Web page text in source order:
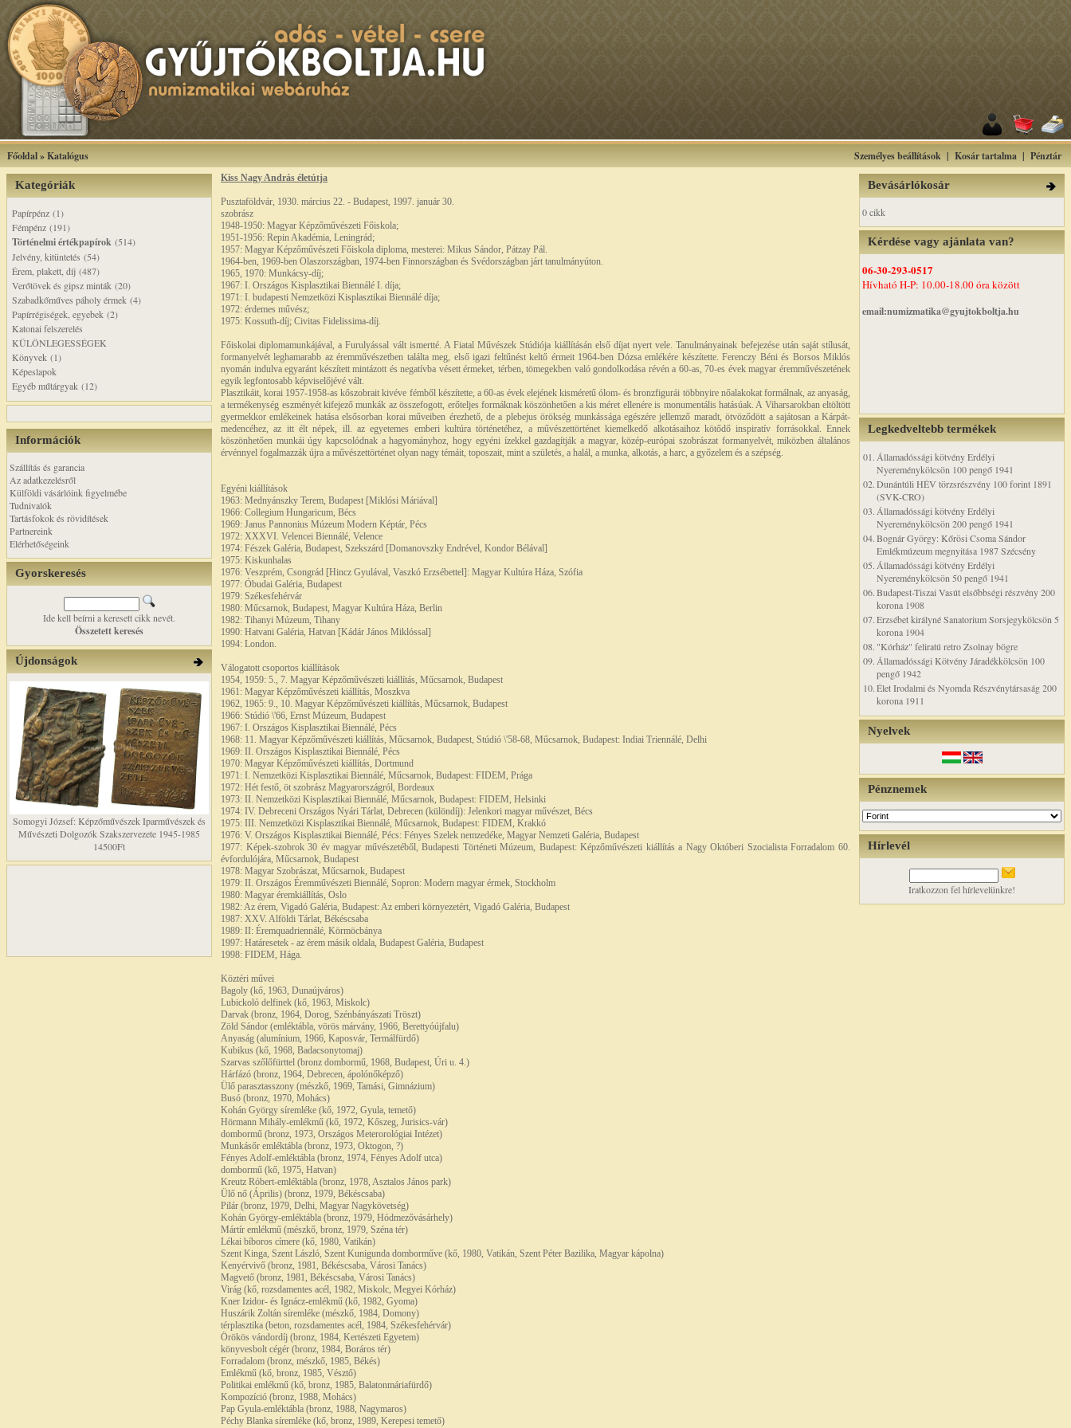
Főoldal»Katalógus Személyes beállítások | Kosár tartalma | Pénztár
Kategóriák
Papírpénz (1)
Fémpénz (191)
Történelmi értékpapírok (514)
Jelvény, kitüntetés (54)
Érem, plakett, díj (487)
Verőtövek és gipsz minták (20)
Szabadkőműves páholy érmek (4)
Papírrégiségek, egyebek (2)
Katonai felszerelés
KÜLÖNLEGESSÉGEK
Könyvek (1)
Képeslapok
Egyéb műtárgyak (12)
Információk
Szállítás és garancia
Az adatkezelésről
Külföldi vásárlóink figyelmébe
Tudnivalók
Tartásfokok és rövidítések
Partnereink
Elérhetőségeink
Gyorskeresés
Ide kell beírni a keresett cikk nevét.
Összetett keresés
Újdonságok
Somogyi József: Képzőművészek Iparművészek és
Művészeti Dolgozók Szakszervezete 1945-1985
14500Ft
Kiss Nagy András életútja
Pusztaföldvár, 1930. március 22. - Budapest, 1997. január 30.
szobrász
1948-1950: Magyar Képzőművészeti Főiskola;
1951-1956: Repin Akadémia, Leningrád;
1957: Magyar Képzőművészeti Főiskola diploma, mesterei: Mikus Sándor, Pátzay Pál.
1964-ben, 1969-ben Olaszországban, 1974-ben Finnországban és Svédországban járt tanulmányúton.
1965, 1970: Munkácsy-díj;
1967: I. Országos Kisplasztikai Biennálé I. díja;
1971: I. budapesti Nemzetközi Kisplasztikai Biennálé díja;
1972: érdemes művész;
1975: Kossuth-díj; Civitas Fidelissima-díj.
Főiskolai diplomamunkájával, a Furulyással vált ismertté. A Fiatal Művészek Stúdiója kiállításán első díjat nyert vele. Tanulmányainak befejezése után saját stílusát,
formanyelvét leghamarabb az éremművészetben találta meg, első igazi feltűnést keltő érmeit 1964-ben Dózsa emlékére készítette. Ferenczy Béni és Borsos Miklós
nyomán indulva egyaránt készített mintázott és negatívba vésett érmeket, térben, tömegekben való gondolkodása révén a 60-as, 70-es évek magyar éremművészetének
egyik legfontosabb képviselőjévé vált.
Plasztikáit, korai 1957-1958-as kőszobrait kivéve fémből készítette, a 60-as évek elejének kisméretű ólom- és bronzfigurái többnyire nőalakokat formálnak, az anyaság,
a termékenység eszményét kifejező munkák az összefogott, erőteljes formáknak köszönhetően a kis méret ellenére is monumentális hatásúak. A Viharsarokban eltöltött
gyermekkor emlékeinek hatása elsősorban korai műveiben érezhető, de a plebejus örökség munkássága egészére jellemző maradt, ötvöződött a sajátosan a Kárpát-
medencéhez, az itt élt népek, ill. az egyetemes emberi kultúra történetéhez, a művészettörténet kiemelkedő alkotásaihoz kötődő inspiratív forrásokkal. Ennek
köszönhetően munkái úgy kapcsolódnak a hagyományhoz, hogy egyéni ízekkel gazdagítják a magyar, közép-európai szobrászat formanyelvét, miközben általános
érvénnyel fogalmazzák újra a művészettörténet olyan nagy témáit, toposzait, mint a születés, a halál, a munka, alkotás, a harc, a győzelem és a szépség.
Egyéni kiállítások
1963: Mednyánszky Terem, Budapest [Miklósi Máriával]
1966: Collegium Hungaricum, Bécs
1969: Janus Pannonius Múzeum Modern Képtár, Pécs
1972: XXXVI. Velencei Biennálé, Velence
1974: Fészek Galéria, Budapest, Szekszárd [Domanovszky Endrével, Kondor Bélával]
1975: Kiskunhalas
1976: Veszprém, Csongrád [Hincz Gyulával, Vaszkó Erzsébettel]: Magyar Kultúra Háza, Szófia
1977: Óbudai Galéria, Budapest
1979: Székesfehérvár
1980: Műcsarnok, Budapest, Magyar Kultúra Háza, Berlin
1982: Tihanyi Múzeum, Tihany
1990: Hatvani Galéria, Hatvan [Kádár János Miklóssal]
1994: London.
Válogatott csoportos kiállítások
1954, 1959: 5., 7. Magyar Képzőművészeti kiállítás, Műcsarnok, Budapest
1961: Magyar Képzőművészeti kiállítás, Moszkva
1962, 1965: 9., 10. Magyar Képzőművészeti kiállítás, Műcsarnok, Budapest
1966: Stúdió \'66, Ernst Múzeum, Budapest
1967: I. Országos Kisplasztikai Biennálé, Pécs
1968: 11. Magyar Képzőművészeti kiállítás, Műcsarnok, Budapest, Stúdió \'58-68, Műcsarnok, Budapest: Indiai Triennálé, Delhi
1969: II. Országos Kisplasztikai Biennálé, Pécs
1970: Magyar Képzőművészeti kiállítás, Dortmund
1971: I. Nemzetközi Kisplasztikai Biennálé, Műcsarnok, Budapest: FIDEM, Prága
1972: Hét festő, öt szobrász Magyarországról, Bordeaux
1973: II. Nemzetközi Kisplasztikai Biennálé, Műcsarnok, Budapest: FIDEM, Helsinki
1974: IV. Debreceni Országos Nyári Tárlat, Debrecen (különdíj): Jelenkori magyar művészet, Bécs
1975: III. Nemzetközi Kisplasztikai Biennálé, Műcsarnok, Budapest: FIDEM, Krakkó
1976: V. Országos Kisplasztikai Biennálé, Pécs: Fényes Szelek nemzedéke, Magyar Nemzeti Galéria, Budapest
1977: Képek-szobrok 30 év magyar művészetéből, Budapesti Történeti Múzeum, Budapest: Képzőművészeti kiállítás a Nagy Októberi Szocialista Forradalom 60.
évfordulójára, Műcsarnok, Budapest
1978: Magyar Szobrászat, Műcsarnok, Budapest
1979: II. Országos Éremművészeti Biennálé, Sopron: Modern magyar érmek, Stockholm
1980: Magyar éremkiállítás, Oslo
1982: Az érem, Vigadó Galéria, Budapest: Az emberi környezetért, Vigadó Galéria, Budapest
1987: XXV. Alföldi Tárlat, Békéscsaba
1989: II: Éremquadriennálé, Körmöcbánya
1997: Határesetek - az érem másik oldala, Budapest Galéria, Budapest
1998: FIDEM, Hága.
Köztéri művei
Bagoly (kő, 1963, Dunaújváros)
Lubickoló delfinek (kő, 1963, Miskolc)
Darvak (bronz, 1964, Dorog, Szénbányászati Tröszt)
Zöld Sándor (emléktábla, vörös márvány, 1966, Berettyóújfalu)
Anyaság (alumínium, 1966, Kaposvár, Termálfürdő)
Kubikus (kő, 1968, Badacsonytomaj)
Szarvas szőlőfürttel (bronz dombormű, 1968, Budapest, Úri u. 4.)
Hárfázó (bronz, 1964, Debrecen, ápolónőképző)
Ülő parasztasszony (mészkő, 1969, Tamási, Gimnázium)
Busó (bronz, 1970, Mohács)
Kohán György síremléke (kő, 1972, Gyula, temető)
Hörmann Mihály-emlékmű (kő, 1972, Kőszeg, Jurisics-vár)
dombormű (bronz, 1973, Országos Meterorológiai Intézet)
Munkásőr emléktábla (bronz, 1973, Oktogon, ?)
Fényes Adolf-emléktábla (bronz, 1974, Fényes Adolf utca)
dombormű (kő, 1975, Hatvan)
Kreutz Róbert-emléktábla (bronz, 1978, Asztalos János park)
Ülő nő (Április) (bronz, 1979, Békéscsaba)
Pilár (bronz, 1979, Delhi, Magyar Nagykövetség)
Kohán György-emléktábla (bronz, 1979, Hódmezővásárhely)
Mártír emlékmű (mészkő, bronz, 1979, Széna tér)
Lékai bíboros címere (kő, 1980, Vatikán)
Szent Kinga, Szent László, Szent Kunigunda domborműve (kő, 1980, Vatikán, Szent Péter Bazilika, Magyar kápolna)
Kenyérvivő (bronz, 1981, Békéscsaba, Városi Tanács)
Magvető (bronz, 1981, Békéscsaba, Városi Tanács)
Virág (kő, rozsdamentes acél, 1982, Miskolc, Megyei Kórház)
Kner Izidor- és Ignácz-emlékmű (kő, 1982, Gyoma)
Huszárik Zoltán síremléke (mészkő, 1984, Domony)
térplasztika (beton, rozsdamentes acél, 1984, Székesfehérvár)
Örökös vándordíj (bronz, 1984, Kertészeti Egyetem)
könyvesbolt cégér (bronz, 1984, Boráros tér)
Forradalom (bronz, mészkő, 1985, Békés)
Emlékmű (kő, bronz, 1985, Vésztő)
Politikai emlékmű (kő, bronz, 1985, Balatonmáriafürdő)
Kompozíció (bronz, 1988, Mohács)
Pap Gyula-emléktábla (bronz, 1988, Nagymaros)
Péchy Blanka síremléke (kő, bronz, 1989, Kerepesi temető)
Bevásárlókosár
0 cikk
Kérdése vagy ajánlata van?
06-30-293-0517
Hívható H-P: 10.00-18.00 óra között
email:numizmatika@gyujtokboltja.hu
Legkedveltebb termékek
01. Államadóssági kötvény Erdélyi
Nyereménykölcsön 100 pengő 1941
02.Dunántúli HÉV törzsrészvény 100 forint 1891
(SVK-CRO)
03. Államadóssági kötvény Erdélyi
Nyereménykölcsön 200 pengő 1941
04.Bognár György: Kőrösi Csoma Sándor
Emlékmúzeum megnyitása 1987 Szécsény
05. Államadóssági kötvény Erdélyi
Nyereménykölcsön 50 pengő 1941
06.Budapest-Tiszai Vasút elsőbbségi részvény 200
korona 1908
07.Erzsébet királyné Sanatorium Sorsjegykölcsön 5
korona 1904
08. "Kórház" feliratú retro Zsolnay bögre
09. Államadóssági Kötvény Járadékkölcsön 100
pengő 1942
10.Élet Irodalmi és Nyomda Részvénytársaság 200
korona 1911
Nyelvek
Pénznemek
Hírlevél
Iratkozzon fel hírlevelünkre!